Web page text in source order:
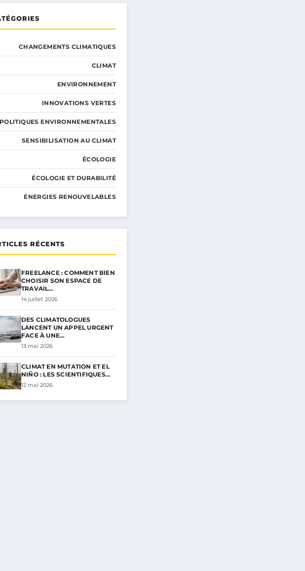
CHANGEMENTS CLIMATIQUES
CLIMAT
ENVIRONNEMENT
INNOVATIONS VERTES
POLITIQUES ENVIRONNEMENTALES
SENSIBILISATION AU CLIMAT
ÉCOLOGIE
ÉCOLOGIE ET DURABILITÉ
ÉNERGIES RENOUVELABLES
RÉCENTS
FREELANCE : COMMENT BIEN
CHOISIR SON ESPACE DE
TRAVAIL…
14 juillet 2026
DES CLIMATOLOGUES
LANCENT UN APPEL URGENT
FACE À UNE…
13 mai 2026
CLIMAT EN MUTATION ET EL
NIÑO : LES SCIENTIFIQUES…
12 mai 2026